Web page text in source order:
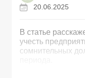
20.06.2025
В статье
учесть
сомнительных